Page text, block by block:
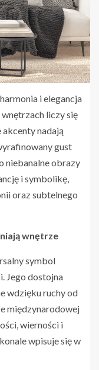
i elegancja
liczy się
akcenty nadają
gust
niebanalne obrazy
i symbolikę,
oraz subtelnego
wnętrze
symbol
Jego dostojna
wdzięku ruchy od
międzynarodowej
wierności i
wpisuje się w